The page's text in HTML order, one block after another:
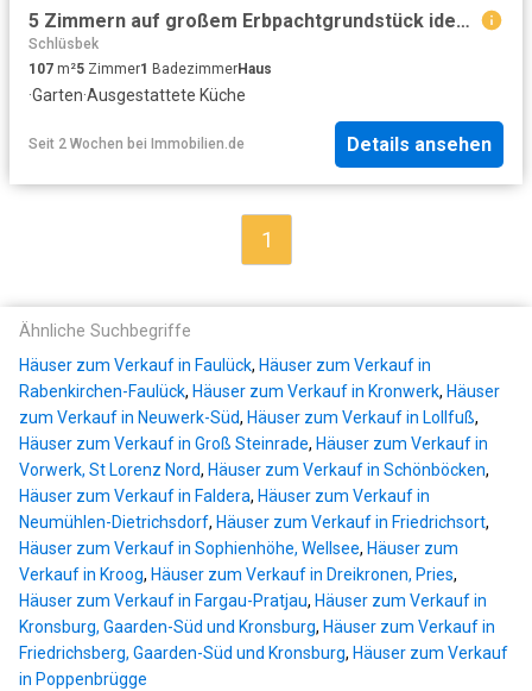
5 Zimmern auf großem Erbpachtgrundstück ideal für Familien!
Schlüsbek
107 m²5 Zimmer1 BadezimmerHaus
·Garten·Ausgestattete Küche
Seit 2 Wochen bei Immobilien.de Details ansehen
1
Ähnliche Suchbegriffe
Häuser zum Verkauf in Faulück, Häuser zum Verkauf in
Rabenkirchen-Faulück, Häuser zum Verkauf in Kronwerk, Häuser
zum Verkauf in Neuwerk-Süd, Häuser zum Verkauf in Lollfuß,
Häuser zum Verkauf in Groß Steinrade, Häuser zum Verkauf in
Vorwerk, St Lorenz Nord, Häuser zum Verkauf in Schönböcken,
Häuser zum Verkauf in Faldera, Häuser zum Verkauf in
Neumühlen-Dietrichsdorf, Häuser zum Verkauf in Friedrichsort,
Häuser zum Verkauf in Sophienhöhe, Wellsee, Häuser zum
Verkauf in Kroog, Häuser zum Verkauf in Dreikronen, Pries,
Häuser zum Verkauf in Fargau-Pratjau, Häuser zum Verkauf in
Kronsburg, Gaarden-Süd und Kronsburg, Häuser zum Verkauf in
Friedrichsberg, Gaarden-Süd und Kronsburg, Häuser zum Verkauf
in Poppenbrügge